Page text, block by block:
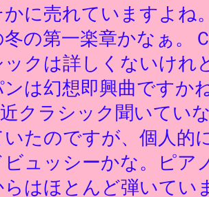
かに売れていますよね
冬の第一楽章かなぁ
ックは詳しくないけれ
ンは幻想即興曲ですか
クラシック聞いてい
いたのですが、個人的
ビュッシーかな。ピア
らはほとんど弾いてい